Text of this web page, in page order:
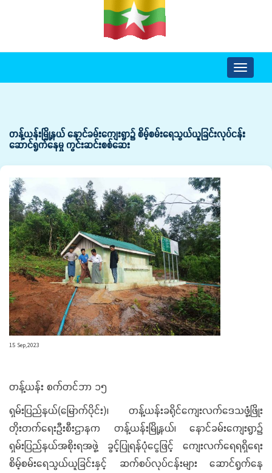
Toggle
တန့်ယန်းမြို့နယ် နောင်ခမ်းကျေးရွာ၌ စိမ့်စမ်းရေသွယ်ယူခြင်းလုပ်ငန်း
ဆောင်ရွက်နေမှု ကွင်းဆင်းစစ်ဆေး
15 Sep,2023
တန့်ယန်း စက်တင်ဘာ ၁၅
ရှမ်းပြည်နယ်(မြောက်ပိုင်း)၊ တန့်ယန်းခရိုင်ကျေးလက်ဒေသဖွံ့ဖြိုး
တိုးတက်ရေးဦးစီးဌာနက တန့်ယန်းမြို့နယ်၊ နောင်ခမ်းကျေးရွာ၌
ရှမ်းပြည်နယ်အစိုးရအဖွဲ့ ခွင့်ပြုရန်ပုံငွေဖြင့် ကျေးလက်ရေရရှိရေး
စိမ့်စမ်းရေသွယ်ယူခြင်းနှင့် ဆက်စပ်လုပ်ငန်းများ ဆောင်ရွက်နေ